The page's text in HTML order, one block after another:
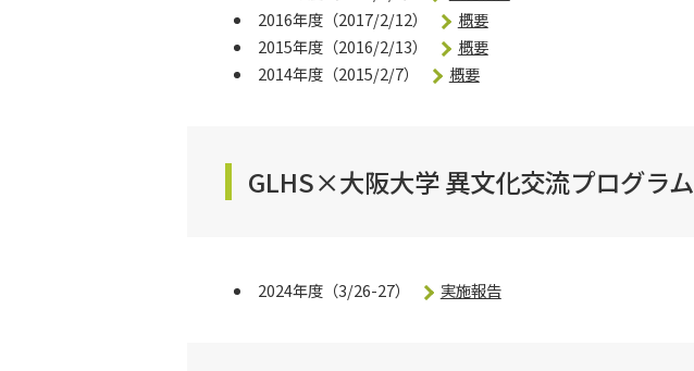
2016年度（2017/2/12）
概要
2015年度（2016/2/13）
概要
2014年度（2015/2/7）
概要
GLHS×大阪大学 異文化交流プログラム
2024年度（3/26-27） 実施報告